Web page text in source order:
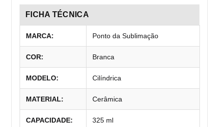
FICHA TÉCNICA
MARCA: Ponto da Sublimação
COR: Branca
MODELO: Cilíndrica
MATERIAL: Cerâmica
CAPACIDADE: 325 ml